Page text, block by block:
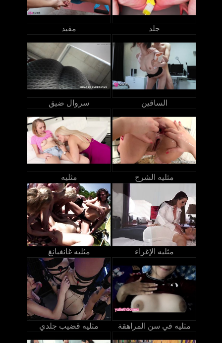
مقيد جلد
سروال ضيق الساقين
مثليه مثليه الشرج
مثليه غانغبانغ مثليه الإغراء
مثليه قضيب جلدي مثليه في سن المراهقة